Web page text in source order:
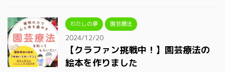
わたしの夢 園芸療法
2024/12/20
【クラファン挑戦中！】園芸療法の
絵本を作りました